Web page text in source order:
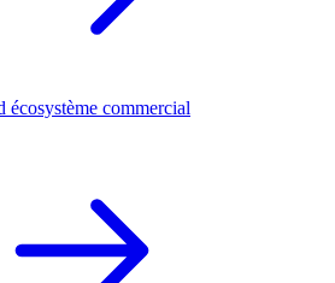
écosystème commercial